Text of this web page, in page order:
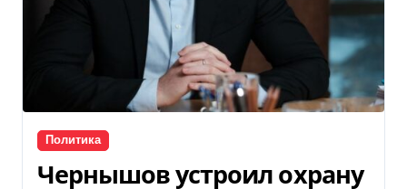
Политика
Чернышов устроил охрану